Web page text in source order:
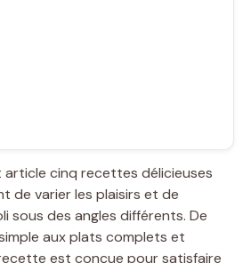
cinq recettes délicieuses
de varier les plaisirs et de
sous des angles différents. De
aux plats complets et
est conçue pour satisfaire